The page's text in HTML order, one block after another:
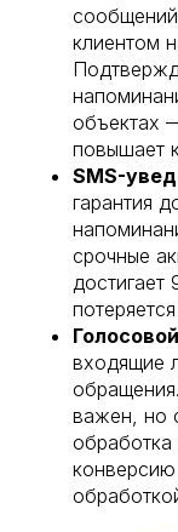
клиентом
объектах
повышает
SMS-
гарантия
срочные
входящие
важен, но
обработка